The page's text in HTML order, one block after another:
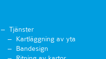
Tjänster
Kartläggning av yta
Bandesign